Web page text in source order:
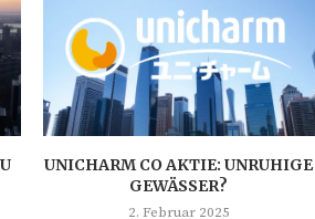
UNICHARM CO AKTIE: UNRUHIGE
GEWÄSSER?
2. Februar 2025